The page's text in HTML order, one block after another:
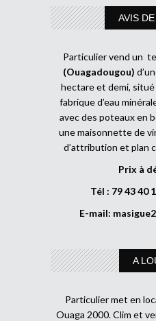
AVIS
Particulier vend un
(Ouagadougou)
hectare et demi, situé
fabrique d’eau
avec des poteaux en
une maisonnette de
d’attribution et plan
Prix à
Tél : 79 43 40
E-mail:
A
Particulier met en
Ouaga 2000. Clim et